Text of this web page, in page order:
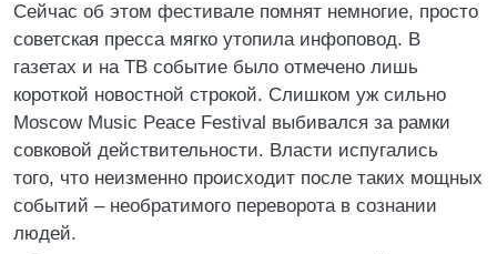
Сейчас об этом фестивале помнят немногие, просто
советская пресса мягко утопила инфоповод. В
газетах и на ТВ событие было отмечено лишь
короткой новостной строкой. Слишком уж сильно
Moscow Music Peace Festival выбивался за рамки
совковой действительности. Власти испугались
того, что неизменно происходит после таких мощных
событий – необратимого переворота в сознании
людей.